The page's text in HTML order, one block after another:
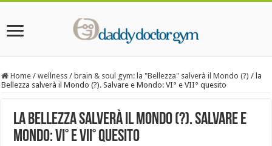
Home / wellness / brain & soul gym: la "Bellezza" salverà il Mondo (?) / la
Bellezza salverà il Mondo (?). Salvare e Mondo: VI° e VII° quesito
la Bellezza salverà il Mondo (?). Salvare e
Mondo: VI° e VII° quesito